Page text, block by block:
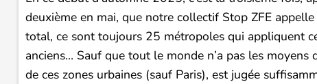
deuxième en mai, que notre collectif Stop ZFE
total, ce sont toujours 25 métropoles qui appliquent
anciens… Sauf que tout le monde n’a pas les
de ces zones urbaines (sauf Paris), est jugée